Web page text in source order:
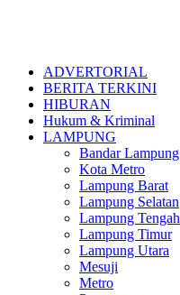
ADVERTORIAL
BERITA TERKINI
HIBURAN
Hukum & Kriminal
LAMPUNG
Bandar Lampung
Kota Metro
Lampung Barat
Lampung Selatan
Lampung Tengah
Lampung Timur
Lampung Utara
Mesuji
Metro